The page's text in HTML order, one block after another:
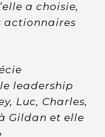
a choisie,
actionnaires
leadership
Luc, Charles,
Gildan et elle